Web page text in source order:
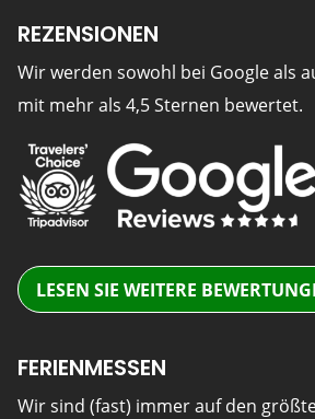
REZENSIONEN
Wir werden sowohl bei Google als
mit mehr als 4,5 Sternen bewertet.
LESEN SIE WEITERE
FERIENMESSEN
Wir sind (fast) immer auf den